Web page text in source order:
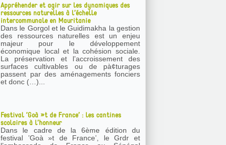
Appréhender et agir sur les dynamiques des
ressources naturelles à l’échelle
intercommunale en Mauritanie
Dans le Gorgol et le Guidimakha la gestion
des ressources naturelles est un enjeu
majeur pour le développement
économique local et la cohésion sociale.
La préservation et l’accroissement des
surfaces cultivables ou de pà¢turages
passent par des aménagements fonciers
et donc (…)...
Festival ’Goà »t de France’ : les cantines
scolaires à l’honneur
Dans le cadre de la 6ème édition du
festival ’Goà »t de France’, le Grdr et